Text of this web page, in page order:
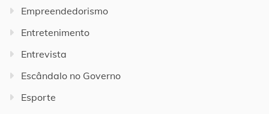
Empreendedorismo
Entretenimento
Entrevista
Escândalo no Governo
Esporte